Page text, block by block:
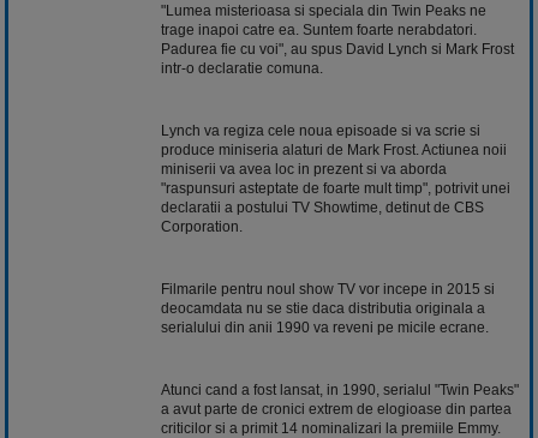
"Lumea misterioasa si speciala din Twin Peaks ne
trage inapoi catre ea. Suntem foarte nerabdatori.
Padurea fie cu voi", au spus David Lynch si Mark Frost
intr-o declaratie comuna.
Lynch va regiza cele noua episoade si va scrie si
produce miniseria alaturi de Mark Frost. Actiunea noii
miniserii va avea loc in prezent si va aborda
"raspunsuri asteptate de foarte mult timp", potrivit unei
declaratii a postului TV Showtime, detinut de CBS
Corporation.
Filmarile pentru noul show TV vor incepe in 2015 si
deocamdata nu se stie daca distributia originala a
serialului din anii 1990 va reveni pe micile ecrane.
Atunci cand a fost lansat, in 1990, serialul "Twin Peaks"
a avut parte de cronici extrem de elogioase din partea
criticilor si a primit 14 nominalizari la premiile Emmy.